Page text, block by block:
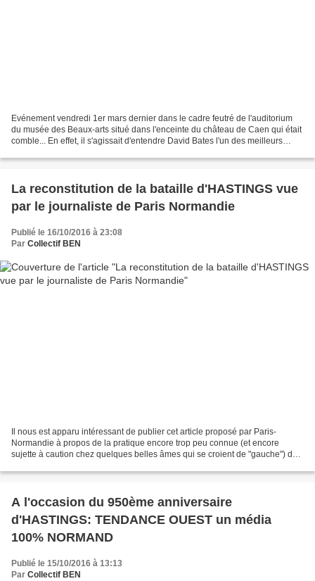
Evénement vendredi 1er mars dernier dans le cadre feutré de l'auditorium
du musée des Beaux-arts situé dans l'enceinte du château de Caen qui était
comble... En effet, il s'agissait d'entendre David Bates l'un des meilleurs
La reconstitution de la bataille d'HASTINGS vue
par le journaliste de Paris Normandie
Publié le 16/10/2016 à 23:08
Par Collectif BEN
Il nous est apparu intéressant de publier cet article proposé par Paris-
Normandie à propos de la pratique encore trop peu connue (et encore
sujette à caution chez quelques belles âmes qui se croient de "gauche") de
A l'occasion du 950ème anniversaire
d'HASTINGS: TENDANCE OUEST un média
100% NORMAND
Publié le 15/10/2016 à 13:13
Par Collectif BEN